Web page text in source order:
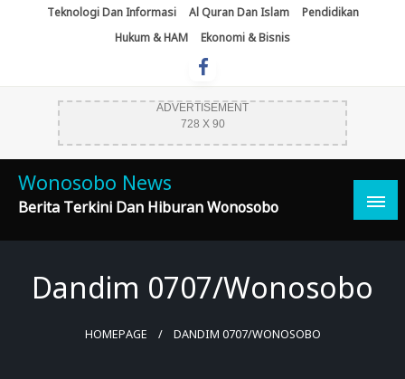
Teknologi Dan Informasi Al Quran Dan Islam
Pendidikan
Hukum & HAM
Ekonomi & Bisnis
ADVERTISEMENT
728 X 90
Wonosobo News
Berita Terkini Dan Hiburan Wonosobo
Dandim 0707/Wonosobo
HOMEPAGE DANDIM 0707/WONOSOBO